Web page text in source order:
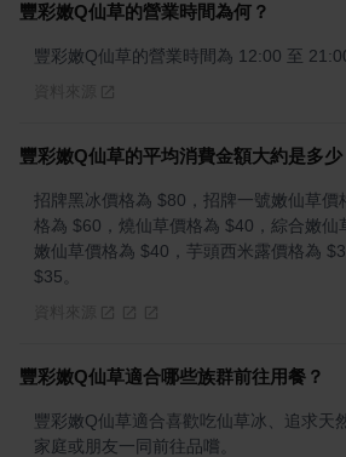
豐彩嫩Q仙草的營業時間為何？
豐彩嫩Q仙草的營業時間為 12:00 至
豐彩嫩Q仙草的平均消費金額大約是多少
招牌黑冰價格為 $80，招牌一號嫩仙草價
格為 $60，燒仙草價格為 $40，綜合嫩仙
嫩仙草價格為 $40，芋頭西米露價格為
$35。
豐彩嫩Q仙草適合哪些族群前往用餐？
豐彩嫩Q仙草適合喜歡吃仙草冰、追求天
家庭或朋友一同前往品嚐。